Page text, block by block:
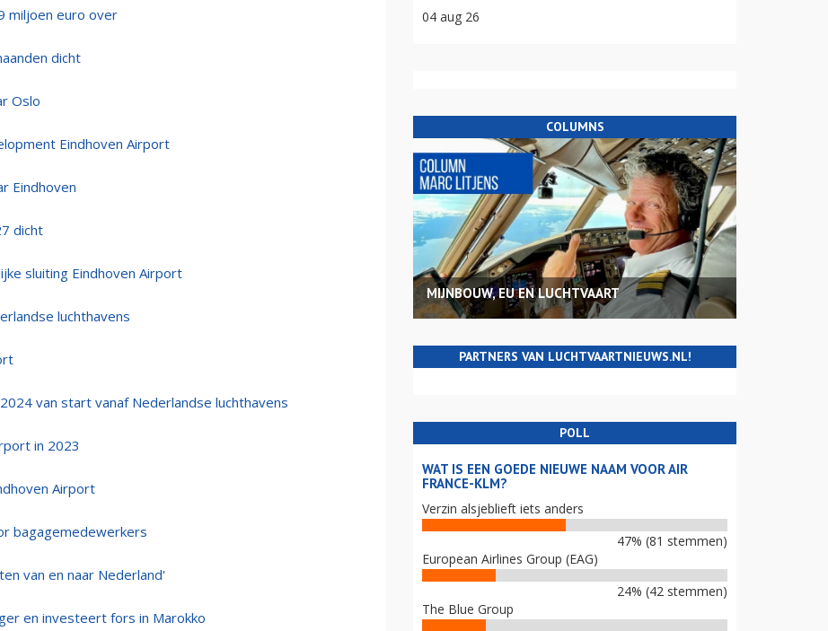
miljoen euro over
dicht
Oslo
Eindhoven Airport
Eindhoven
dicht
sluiting Eindhoven Airport
luchthavens
van start vanaf Nederlandse luchthavens
in 2023
Airport
bagagemedewerkers
van en naar Nederland'
en investeert fors in Marokko
04 aug 26
COLUMNS
MIJNBOUW, EU EN LUCHTVAART
PARTNERS VAN LUCHTVAARTNIEUWS.NL!
POLL
WAT IS EEN GOEDE NIEUWE NAAM VOOR AIR
FRANCE-KLM?
Verzin alsjeblieft iets anders
47% (81 stemmen)
European Airlines Group (EAG)
24% (42 stemmen)
The Blue Group